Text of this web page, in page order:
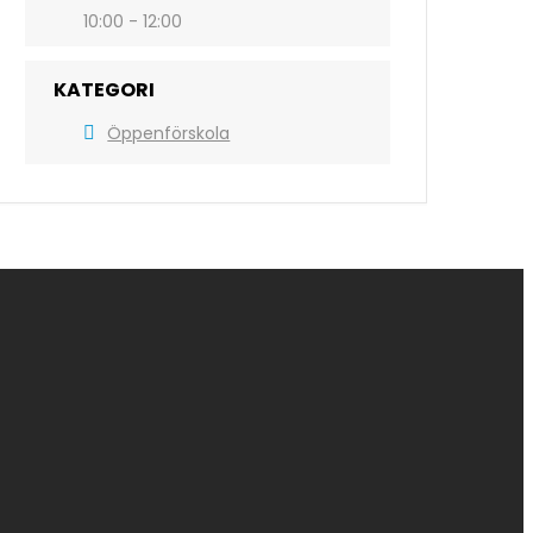
10:00 - 12:00
KATEGORI
Öppenförskola